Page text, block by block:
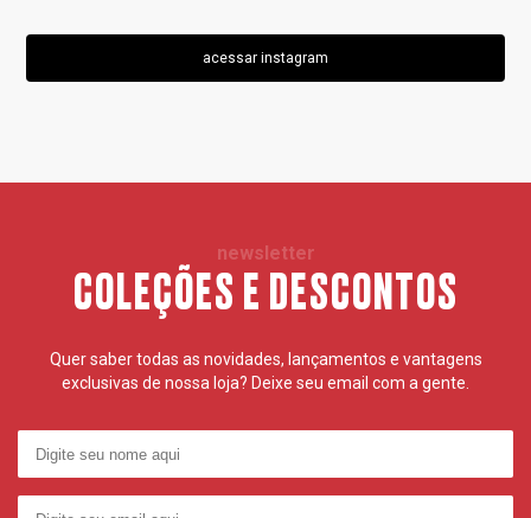
acessar instagram
newsletter
COLEÇÕES E DESCONTOS
Quer saber todas as novidades, lançamentos e vantagens
exclusivas de nossa loja? Deixe seu email com a gente.